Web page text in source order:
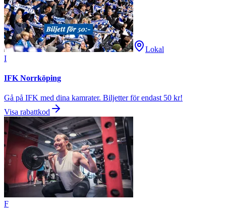
Lokal
I
IFK Norrköping
Gå på IFK med dina kamrater. Biljetter för endast 50 kr!
Visa rabattkod
F